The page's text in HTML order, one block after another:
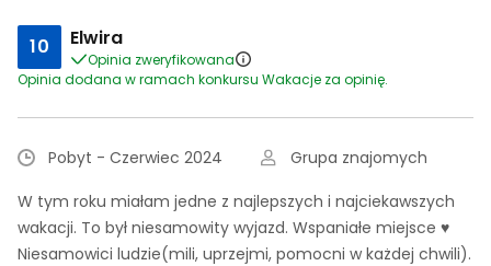
10 Elwira
Opinia zweryfikowana
Opinia dodana w ramach konkursu Wakacje za opinię.
Pobyt - Czerwiec 2024
Grupa znajomych
W tym roku miałam jedne z najlepszych i najciekawszych
wakacji. To był niesamowity wyjazd. Wspaniałe miejsce ♥️
Niesamowici ludzie(mili, uprzejmi, pomocni w każdej chwili).